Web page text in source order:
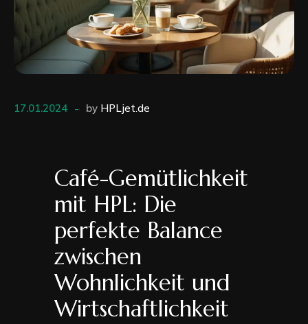
17.01.2024 by HPLjet.de
Café-Gemütlichkeit
mit HPL: Die
perfekte Balance
zwischen
Wohnlichkeit und
Wirtschaftlichkeit